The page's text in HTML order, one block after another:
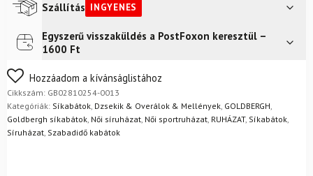
Szállítás INGYENES
Futár a címreIngyenes
FoxPost
Egyszerű visszaküldés a PostFoxon keresztül –
1600 Ft
Nem biztos a választásában? Semmi gond – a terméket
egyszerűen visszaküldheti 14 napon belül, indoklás nélkül.
Mik a visszaküldés feltételei?
Hozzáadom a kívánságlistához
Cikkszám: GB02810254-0013
Kategóriák: Síkabátok Dzsekik & Overálok & Mellények GOLDBERGH
Goldbergh síkabátok Női síruházat Női sportruházat RUHÁZAT, Síkabátok
Síruházat Szabadidő kabátok